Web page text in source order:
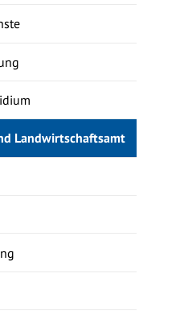
Landwirtschaftsamt